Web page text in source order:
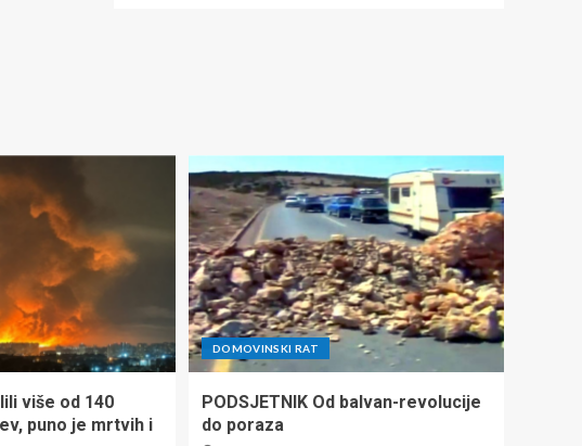
više od 140
puno je mrtvih i
DOMOVINSKI RAT
PODSJETNIK Od balvan-revolucije
do poraza